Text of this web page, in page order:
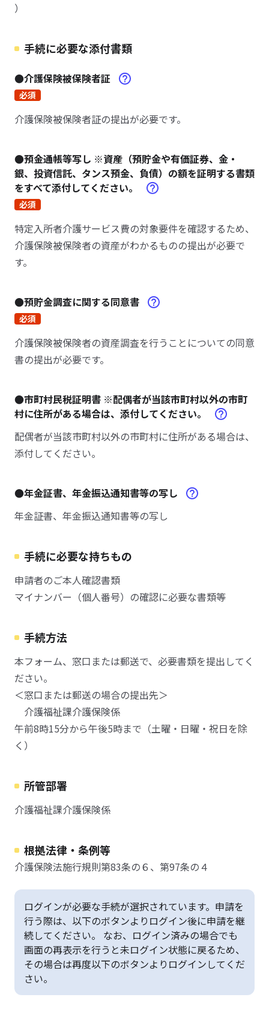
）
手続に必要な添付書類
●介護保険被保険者証
必須
介護保険被保険者証の提出が必要です。
●預金通帳等写し ※資産（預貯金や有価証券、金・
銀、投資信託、タンス預金、負債）の額を証明する書類
をすべて添付してください。
必須
特定入所者介護サービス費の対象要件を確認するため、
介護保険被保険者の資産がわかるものの提出が必要で
す。
●預貯金調査に関する同意書
必須
介護保険被保険者の資産調査を行うことについての同意
書の提出が必要です。
●市町村民税証明書 ※配偶者が当該市町村以外の市町
村に住所がある場合は、添付してください。
配偶者が当該市町村以外の市町村に住所がある場合は、
添付してください。
●年金証書、年金振込通知書等の写し
年金証書、年金振込通知書等の写し
手続に必要な持ちもの
申請者のご本人確認書類
マイナンバー（個人番号）の確認に必要な書類等
手続方法
本フォーム、窓口または郵送で、必要書類を提出してく
ださい。
＜窓口または郵送の場合の提出先＞
介護福祉課介護保険係
午前8時15分から午後5時まで（土曜・日曜・祝日を除
く）
所管部署
介護福祉課介護保険係
根拠法律・条例等
介護保険法施行規則第83条の６、第97条の４
ログインが必要な手続が選択されています。申請を
行う際は、以下のボタンよりログイン後に申請を継
続してください。 なお、ログイン済みの場合でも
画面の再表示を行うと未ログイン状態に戻るため、
その場合は再度以下のボタンよりログインしてくだ
さい。